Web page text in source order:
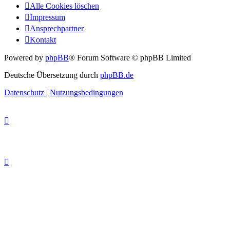
Alle Cookies löschen
Impressum
Ansprechpartner
Kontakt
Powered by phpBB® Forum Software © phpBB Limited
Deutsche Übersetzung durch phpBB.de
Datenschutz | Nutzungsbedingungen